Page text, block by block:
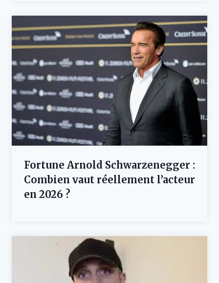
Fortune Arnold Schwarzenegger :
Combien vaut réellement l’acteur
en 2026 ?